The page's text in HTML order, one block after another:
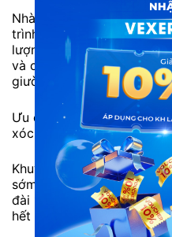
Nhà xe hỗ trợ nước uống,
trình nhà xe. Ngoài ra, hệ
lượng cao cho bạn cảm
và có thể nghỉ ngơi trên
giường nằm thoải mái với
Ưu điểm: xe mới, nệm
xóc. Nhân viên và tài xế
Khuyết điểm: Nhược
sớm vào những ngày cao
đài 1900888684 hoặc
hết vé.